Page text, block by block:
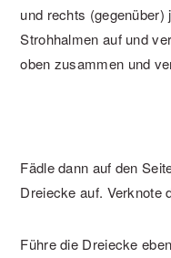
und rechts
Strohhalmen auf und
oben zusammen und
Fädle dann auf den
Dreiecke auf. Verknote
Führe die Dreiecke